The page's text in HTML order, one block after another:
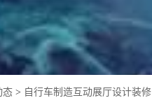
态 > 自行车制造互动展厅设计装修